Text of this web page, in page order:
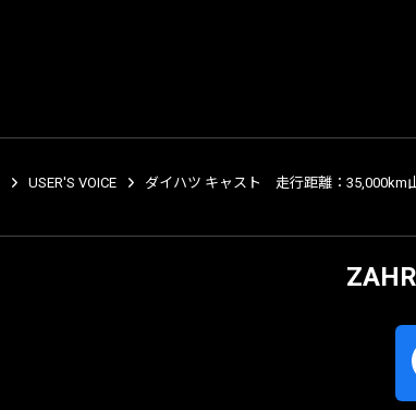
USER'S VOICE ダイハツ キャスト 走行距離：35,000km